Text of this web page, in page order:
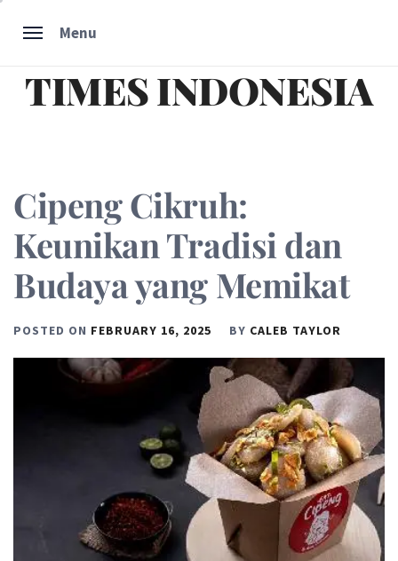
Menu
TIMES INDONESIA
Cipeng Cikruh:
Keunikan Tradisi dan
Budaya yang Memikat
POSTED ON FEBRUARY 16, 2025 BY CALEB TAYLOR